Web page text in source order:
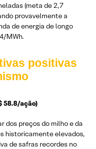
(meta de 2,7
provavelmente a
de energia de longo
MWh.
positivas
58.8/ação)
dos preços do milho e da
historicamente elevados,
de safras recordes no